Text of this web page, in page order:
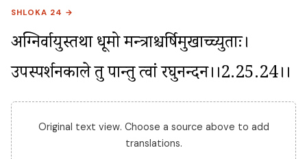
SHLOKA 24 →
अग्निर्वायुस्तथा धूमो मन्त्राश्चर्षिमुखाच्च्युताः।
उपस्पर्शनकाले तु पान्तु त्वां रघुनन्दन।।2.25.24।।
Original text view. Choose a source above to add
translations.